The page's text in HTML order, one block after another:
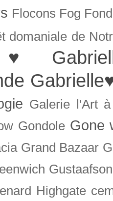
Flocons Fog
domaniale de
♥
Galerie l'Art
Gondole Gone
Grand Bazaar
Gustaafson
Highgate